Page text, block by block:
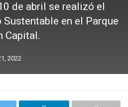
de abril se realizó el
en el Parque
Capital.
2022